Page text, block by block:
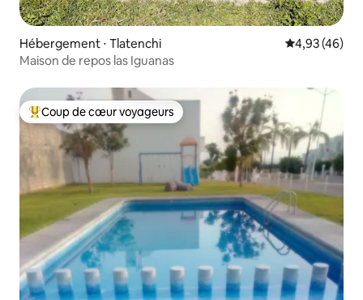
Hébergement ⋅ Tlatenchi Évaluation
4,93 (46)
Maison de repos las Iguanas
Coups de cœur voyageurs les plus appréciés
Coup de cœur voyageurs